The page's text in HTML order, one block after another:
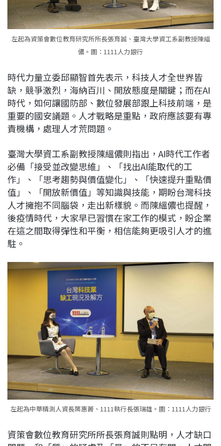
左起為資策會數位教育研究所所長張育誠、臺灣大學資工系副教授陳縕
儂。圖：1111人力銀行
時代力量立委邱顯智首先表示，科技人才全世界皆
缺，競爭激烈，海納百川、開放態度是關鍵；而在AI
時代，如何讓國防部、數位發展部跟上科技前端，是
重要的國安議題。人才戰略是重點，政府應該要有專
責機構，處理人才荒問題。
臺灣大學資工系副教授陳縕儂則指出，AI時代工作者
必備「接受並改變思維」、「找出AI能取代的工
作」、「思考趨勢與價值變化」、「快速提升重點價
值」、「開放新價值」等知識與技能，期盼台灣科技
人才擁抱不同腦袋，走出新樣貌。而陳縕儂也提醒，
後疫情時代，大家早已習慣在家工作的模式，盼企業
在這之間取得彈性和平衡，相信能夠更吸引人才的進
駐。
左起為中華精測人資長葉惠菁、1111執行長張瑞雄。圖：1111人力銀行
資策會數位教育研究所所長張育誠則點明，人才缺口